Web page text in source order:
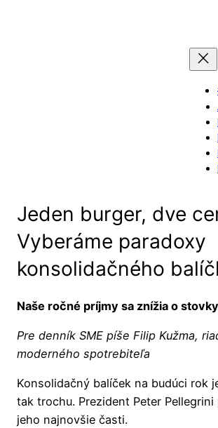
Jeden burger, dve
Vyberáme paradoxy
konsolidačného
Naše ročné príjmy sa znížia o
Pre denník SME píše Filip Kužma,
moderného spotrebiteľa
Konsolidačný balíček na budúci rok
tak trochu. Prezident Peter
jeho najnovšie časti.